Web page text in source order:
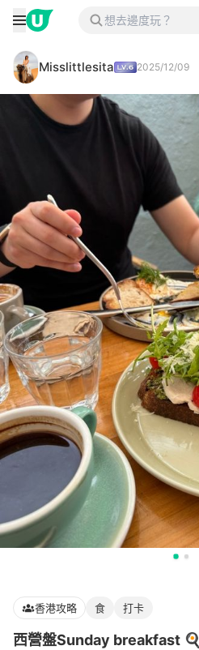
Misslittlesita 2025/12/09
香港攻略 食 打卡
西營盤Sunday breakfast 🍳